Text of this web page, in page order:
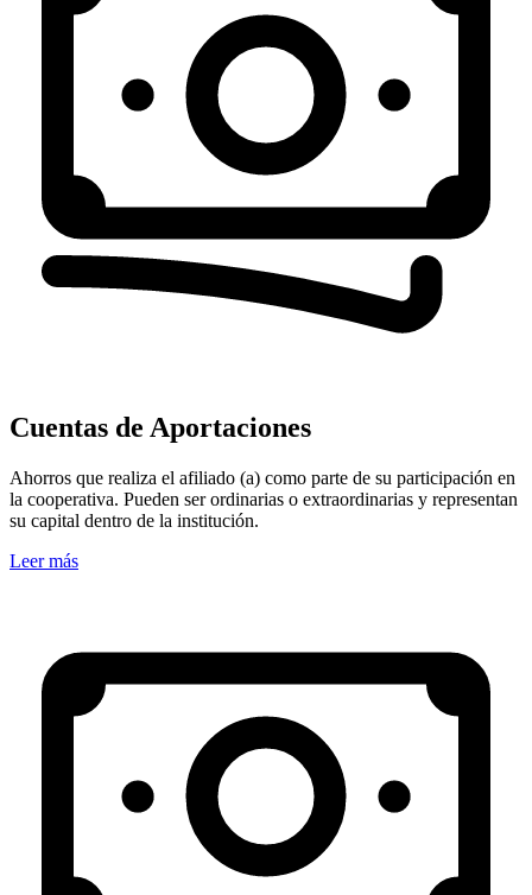
Cuentas de Aportaciones
Ahorros que realiza el afiliado (a) como parte de su participación en
la cooperativa. Pueden ser ordinarias o extraordinarias y representan
su capital dentro de la institución.
Leer más